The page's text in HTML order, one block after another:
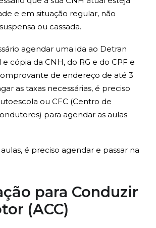
e em situação regular, não
ou cassada.
agendar uma ida ao Detran
cópia da CNH, do RG e do CPF e
de endereço de até 3
as taxas necessárias, é preciso
ou CFC (Centro de
para agendar as aulas
é preciso agendar e passar na
para Conduzir
(ACC)